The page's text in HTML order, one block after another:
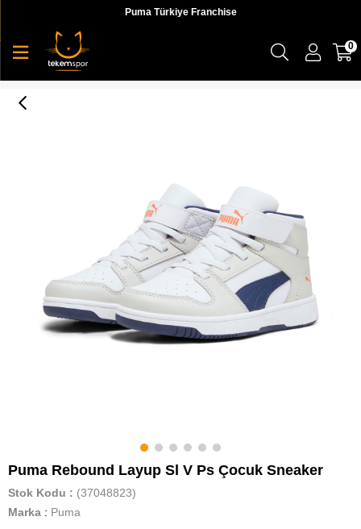
Puma Türkiye Franchise
0
Puma Rebound Layup Sl V Ps Çocuk Sneaker
Stok Kodu
(37048823)
Marka : Puma